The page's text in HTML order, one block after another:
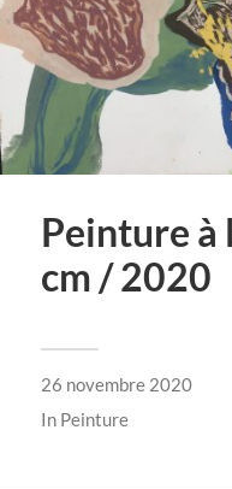
Peinture à
cm / 2020
26 novembre 2020
In Peinture